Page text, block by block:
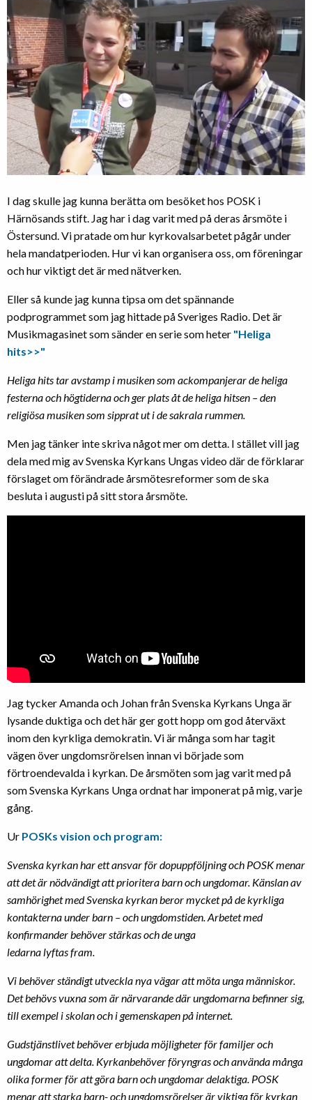
I dag skulle jag kunna berätta om besöket hos POSK i
Härnösands stift. Jag har i dag varit med på deras årsmöte i
Östersund. Vi pratade om hur kyrkovalsarbetet pågår under
hela mandatperioden. Hur vi kan organisera oss, om föreningar
och hur viktigt det är med nätverken.
Eller så kunde jag kunna tipsa om det spännande
podprogrammet som jag hittade på Sveriges Radio. Det är
Musikmagasinet som sänder en serie som heter "Heliga
hits>>"
Heliga hits tar avstamp i musiken som ackompanjerar de heliga
festerna och högtiderna och ger plats åt de heliga hitsen – den
religiösa musiken som sipprat ut i de sakrala rummen.
Men jag tänker inte skriva något mer om detta. I stället vill jag
dela med mig av Svenska Kyrkans Ungas video där de förklarar
förslaget om förändrade årsmötesreformer som de ska
besluta i augusti på sitt stora årsmöte.
Jag tycker Amanda och Johan från Svenska Kyrkans Unga är
lysande duktiga och det här ger gott hopp om god återväxt
inom den kyrkliga demokratin. Vi är många som har tagit
vägen över ungdomsrörelsen innan vi började som
förtroendevalda i kyrkan. De årsmöten som jag varit med på
som Svenska Kyrkans Unga ordnat har imponerat på mig, varje
gång.
Ur POSKs vision och program:
Svenska kyrkan har ett ansvar för dopuppföljning och POSK menar
att det är nödvändigt att prioritera barn och ungdomar. Känslan av
samhörighet med Svenska kyrkan beror mycket på de kyrkliga
kontakterna under barn – och ungdomstiden. Arbetet med
konfirmander behöver stärkas och de unga
ledarna lyftas fram.
Vi behöver ständigt utveckla nya vägar att möta unga människor.
Det behövs vuxna som är närvarande där ungdomarna befinner sig,
till exempel i skolan och i gemenskapen på internet.
Gudstjänstlivet behöver erbjuda möjligheter för familjer och
ungdomar att delta. Kyrkanbehöver föryngras och använda många
olika former för att göra barn och ungdomar delaktiga. POSK
menar att starka barn- och ungdomsrörelser är viktiga för kyrkan